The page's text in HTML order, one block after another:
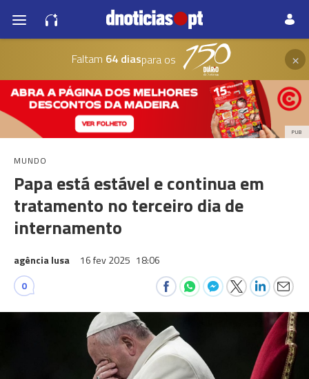
Faltam 64 diaspara os ×
PUB
MUNDO
Papa está estável e continua em
tratamento no terceiro dia de
internamento
agência lusa 16 fev 2025 18:06
0